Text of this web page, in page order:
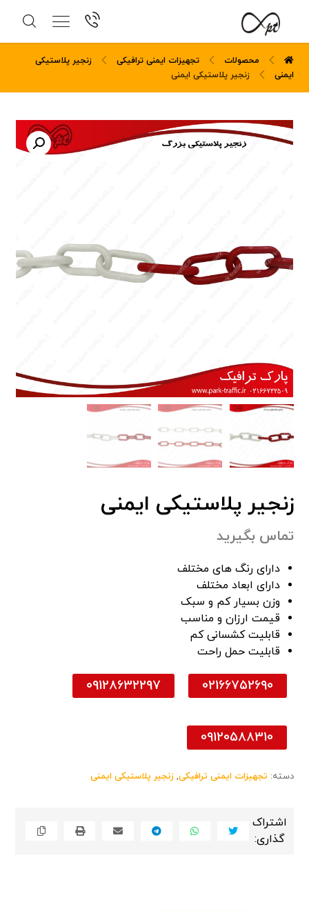
محصولات تجهیزات ایمنی ترافیکی
زنجیر پلاستیکی
ایمنی
زنجیر پلاستیکی ایمنی
زنجیر پلاستیکی ایمنی
تماس بگیرید
دارای رنگ های مختلف
دارای ابعاد مختلف
وزن بسیار کم و سبک
قیمت ارزان و مناسب
قابلیت کشسانی کم
قابلیت حمل راحت
02166752690
09128632297
09120588310
دسته: تجهیزات ایمنی ترافیکی,زنجیر پلاستیکی ایمنی